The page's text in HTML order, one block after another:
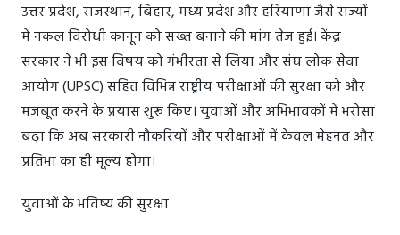
उत्तर प्रदेश, राजस्थान, बिहार, मध्य प्रदेश और हरियाणा जैसे राज्यों
में नकल विरोधी कानून को सख्त बनाने की मांग तेज हुई। केंद्र
सरकार ने भी इस विषय को गंभीरता से लिया और संघ लोक सेवा
आयोग (UPSC) सहित विभिन्न राष्ट्रीय परीक्षाओं की सुरक्षा को और
मजबूत करने के प्रयास शुरू किए। युवाओं और अभिभावकों में भरोसा
बढ़ा कि अब सरकारी नौकरियों और परीक्षाओं में केवल मेहनत और
प्रतिभा का ही मूल्य होगा।
युवाओं के भविष्य की सुरक्षा